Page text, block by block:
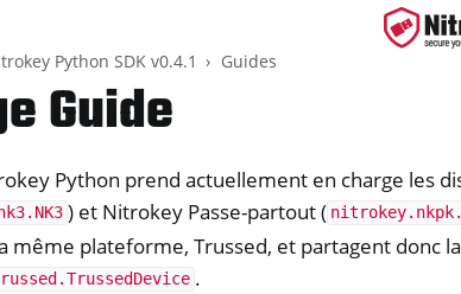
NitroPC
NitroTablet
Python SDK v0.4.1 Guides
Guide
Python prend actuellement en charge les
) et Nitrokey Passe-partout (
même plateforme, Trussed, et partagent donc
.